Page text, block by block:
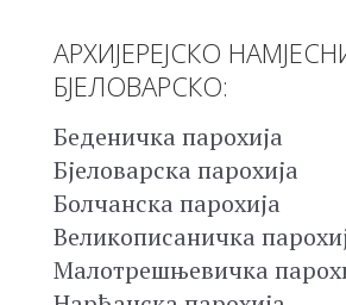
АРХИЈЕРЕЈСКО
БЈЕЛОВАРСКО:
Беденичка парохија
Бјеловарска парохија
Болчанска парохија
Великописаничка
Малотрешњевичка